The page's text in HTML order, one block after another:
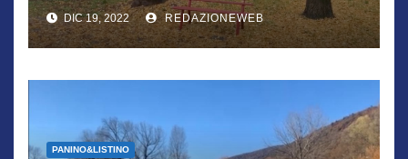
DIC 19, 2022 REDAZIONEWEB
PANINO&LISTINO